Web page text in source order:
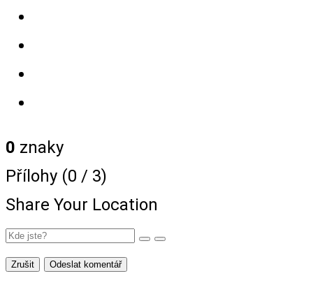
0 znaky
Přílohy (0 / 3)
Share Your Location
Zrušit Odeslat komentář